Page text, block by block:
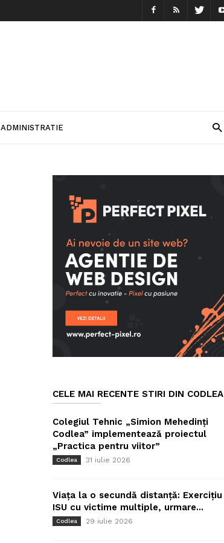
ADMINISTRATIE
CELE MAI RECENTE STIRI DIN CODLEA
Colegiul Tehnic „Simion Mehedinți
Codlea” implementează proiectul
„Practica pentru viitor”
Codlea 31 iulie 2026
Viața la o secundă distanță: Exercițiu
ISU cu victime multiple, urmare...
Codlea 29 iulie 2026